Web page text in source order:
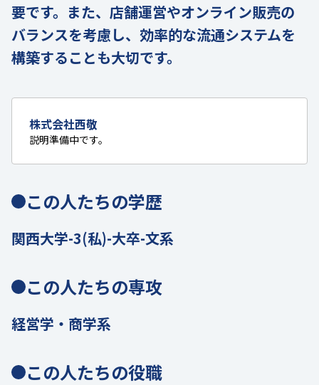
要です。また、店舗運営やオンライン販売の
バランスを考慮し、効率的な流通システムを
構築することも大切です。
株式会社西敬
説明準備中です。
この人たちの学歴
関西大学-3(私)-大卒-文系
この人たちの専攻
経営学・商学系
この人たちの役職